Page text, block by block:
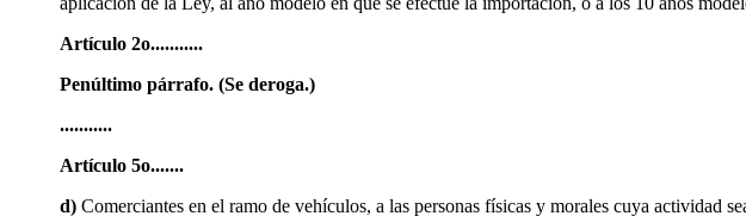
Artículo 2o...........
Penúltimo párrafo. (Se deroga.)
...........
Artículo 5o.......
d) Comerciantes en el ramo de vehículos, a las personas físicas y morales cuya actividad